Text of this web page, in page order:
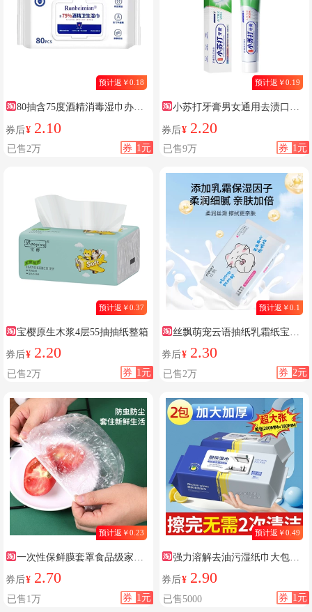
预计返￥0.18
80抽含75度酒精消毒湿巾办公
家用
券后¥ 2.10
券 1元
已售2万
预计返￥0.19
小苏打牙膏男女通用去渍口腔
卫生牙膏清洁牙齿家庭装家用
券后¥ 2.20
券 1元
已售9万
预计返￥0.37
宝樱原生木浆4层55抽抽纸整箱
券后¥ 2.20
券 1元
已售2万
预计返￥0.1
丝飘萌宠云语抽纸乳霜纸宝宝
面巾纸可擦手家用实惠装云柔巾
券后¥ 2.30
券 2元
已售2万
预计返￥0.23
一次性保鲜膜套罩食品级家用
保鲜袋专用带松紧口浴帽式套碗
券后¥ 2.70
券 1元
已售1万
预计返￥0.49
强力溶解去油污湿纸巾大包厨
房专用湿巾纸去油去污油烟机清
券后¥ 2.90
券 1元
已售5000